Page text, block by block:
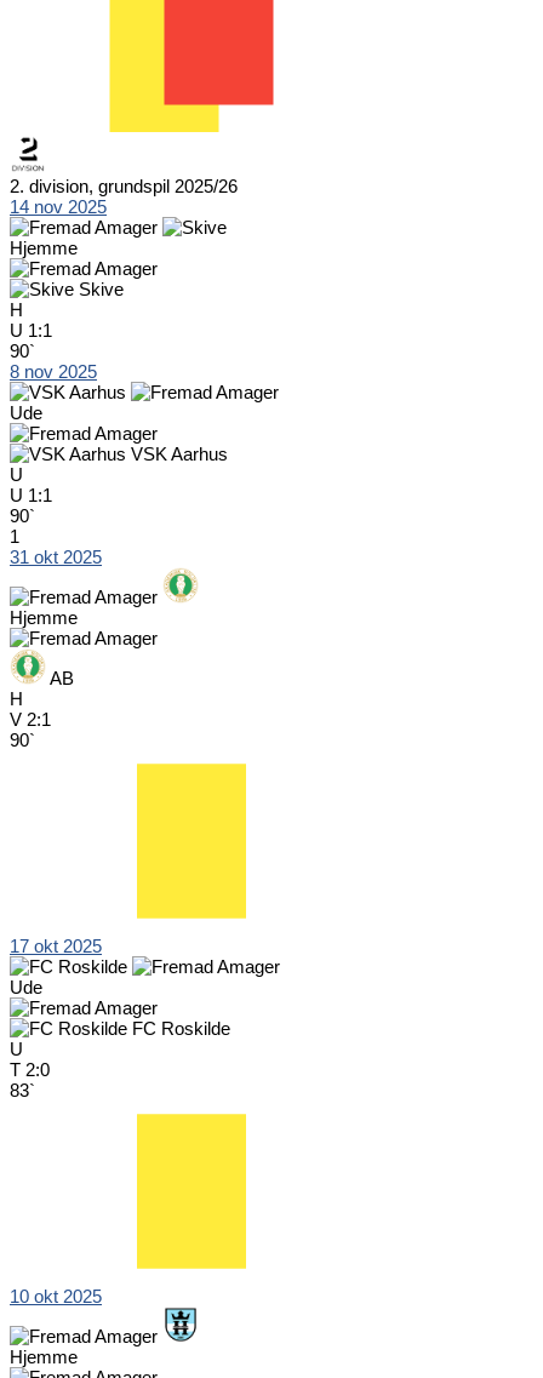
2. division, grundspil 2025/26
14 nov 2025
Hjemme
Skive
H
U 1:1
90`
8 nov 2025
Ude
VSK Aarhus
U
U 1:1
90`
1
31 okt 2025
Hjemme
AB
H
V 2:1
90`
17 okt 2025
Ude
FC Roskilde
U
T 2:0
83`
10 okt 2025
Hjemme